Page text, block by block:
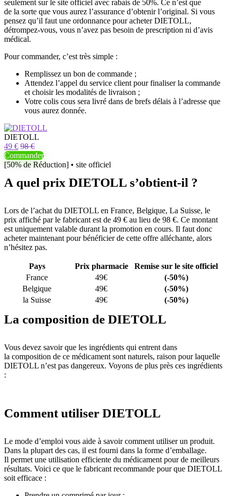
seulement sur le site officiel avec rabais de 50%. Ce n’est que
de la sorte que vous aurez l’assurance d’obtenir l’original. Si vous
pensez qu’il faut une ordonnance pour acheter DIETOLL,
détrompez-vous, vous n’avez pas besoin de prescription ni d’avis
médical.
Pour commander, c’est très simple :
Remplissez un bon de commande ;
Attendez l’appel du service client pour finaliser la commande
et choisir les modalités de livraison ;
Votre colis cous sera livré dans de brefs délais à l’adresse que
vous aurez donnée.
DIETOLL
49 € 98 €
Commander
[50% de Réduction] • site officiel
A quel prix DIETOLL s’obtient-il ?
Lors de l’achat du DIETOLL en France, Belgique, La Suisse, le
prix affiché par le fabricant est de 49 € au lieu de 98 €. Ce montant
est uniquement valable durant la promotion en cours. Il faut donc
acheter maintenant pour bénéficier de cette offre alléchante, alors
n’hésitez pas.
Pays Prix pharmacie
Remise sur le site officiel
France
49€
(-50%)
Belgique
49€
(-50%)
la Suisse
49€ (-50%)
La composition de DIETOLL
Vous devez savoir que les ingrédients qui entrent dans
la composition de ce médicament sont naturels, raison pour laquelle
DIETOLL n’est pas dangereux. Voyons de plus près ces ingrédients
:
Comment utiliser DIETOLL
Le mode d’emploi vous aide à savoir comment utiliser un produit.
Dans la plupart des cas, il est fourni dans la forme d’emballage.
Il permet une utilisation efficiente du médicament pour de meilleurs
résultats. Voici ce que le fabricant recommande pour que DIETOLL
soit efficace :